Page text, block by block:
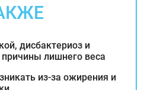
дисбактериоз и
лишнего веса
из-за ожирения и